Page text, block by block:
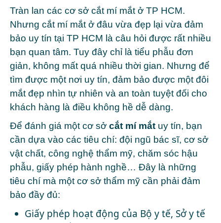
Tràn lan các cơ sở cắt mí mắt ở TP HCM.
Nhưng cắt mí mắt ở đâu vừa đẹp lại vừa đảm
bảo uy tín tại TP HCM là câu hỏi được rất nhiều
bạn quan tâm. Tuy đây chỉ là tiểu phẫu đơn
giản, không mất quá nhiều thời gian. Nhưng để
tìm được một nơi uy tín, đảm bảo được một đôi
mắt đẹp nhìn tự nhiên và an toàn tuyệt đối cho
khách hàng là điều không hề dễ dàng.
Để đánh giá một cơ sở cắt mí mắt uy tín, bạn
cần dựa vào các tiêu chí: đội ngũ bác sĩ, cơ sở
vật chất, công nghệ thẩm mỹ, chăm sóc hậu
phẫu, giấy phép hành nghề… Đây là những
tiêu chí mà một cơ sở thẩm mỹ cần phải đảm
bảo đầy đủ:
Giấy phép hoạt động của Bộ y tế, Sở y tế